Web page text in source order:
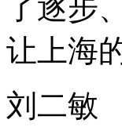
了逐步
让上海
刘二敏